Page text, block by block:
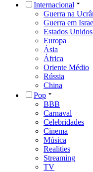
Internacional
Guerra na
Guerra em
Estados Unidos
Europa
Ásia
África
Oriente Médio
Rússia
China
Pop
BBB
Carnaval
Celebridades
Cinema
Música
Realities
Streaming
TV